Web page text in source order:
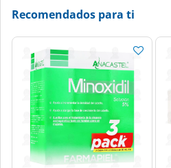
Recomendados para ti